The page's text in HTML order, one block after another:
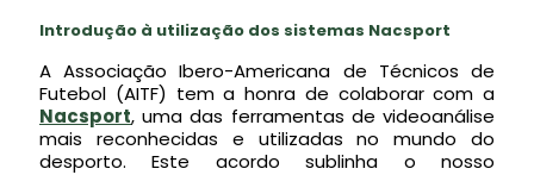
Introdução à utilização dos sistemas Nacsport
A Associação Ibero-Americana de Técnicos de
Futebol (AITF) tem a honra de colaborar com a
Nacsport, uma das ferramentas de videoanálise
mais reconhecidas e utilizadas no mundo do
desporto. Este acordo sublinha o nosso